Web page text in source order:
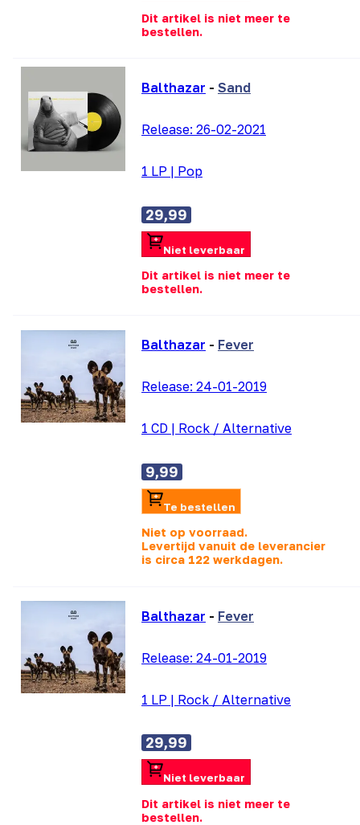
Dit artikel is niet meer te
bestellen.
Balthazar - Sand
Release: 26-02-2021
1 LP | Pop
29,99
Niet leverbaar
Dit artikel is niet meer te
bestellen.
Balthazar - Fever
Release: 24-01-2019
1 CD | Rock / Alternative
9,99
Te bestellen
Niet op voorraad.
Levertijd vanuit de leverancier
is circa 122 werkdagen.
Balthazar - Fever
Release: 24-01-2019
1 LP | Rock / Alternative
29,99
Niet leverbaar
Dit artikel is niet meer te
bestellen.